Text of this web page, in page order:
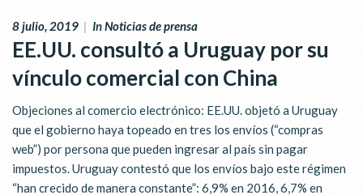
8 julio, 2019 | InNoticias de prensa
EE.UU. consultó a Uruguay por su
vínculo comercial con China
Objeciones al comercio electrónico: EE.UU. objetó a Uruguay
que el gobierno haya topeado en tres los envíos (“compras
web”) por persona que pueden ingresar al país sin pagar
impuestos. Uruguay contestó que los envíos bajo este régimen
“han crecido de manera constante”: 6,9% en 2016, 6,7% en